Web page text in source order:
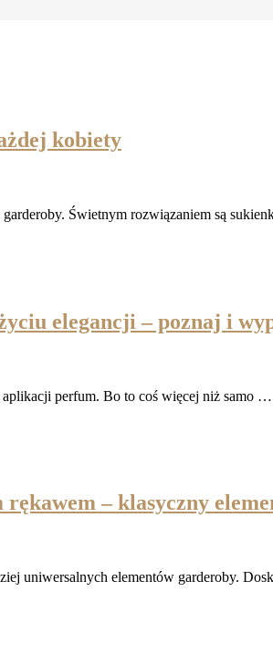
kobiety
Świetnym rozwiązaniem są
elegancji – poznaj i
aplikacji perfum. Bo to coś więcej niż samo …
rękawem – klasyczny
uniwersalnych elementów garderoby.